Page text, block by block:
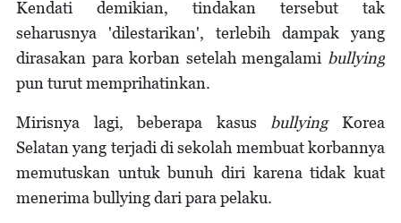
Kendati demikian, tindakan tersebut tak
seharusnya 'dilestarikan', terlebih dampak yang
dirasakan para korban setelah mengalami bullying
pun turut memprihatinkan.
Mirisnya lagi, beberapa kasus bullyingKorea
Selatan yang terjadi di sekolah membuat korbannya
memutuskan untuk bunuh diri karena tidak kuat
menerima bullying dari para pelaku.